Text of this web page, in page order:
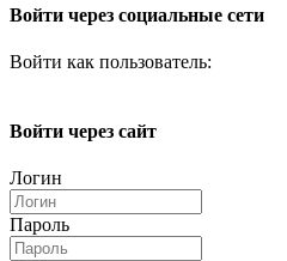
Войти через социальные сети
Войти как пользователь:
Войти через сайт
Логин
Пароль